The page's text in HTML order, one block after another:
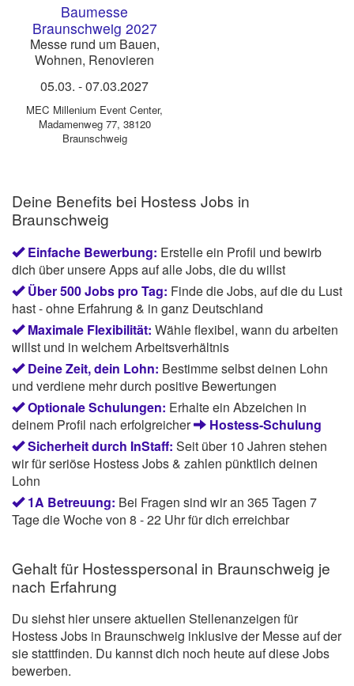
Baumesse
Braunschweig 2027
Messe rund um Bauen,
Wohnen, Renovieren
05.03. -07.03.2027
MEC Millenium Event Center,
Madamenweg 77, 38120
Braunschweig
Deine Benefits bei Hostess Jobs in
Braunschweig
Einfache Bewerbung: Erstelle ein Profil und bewirb
dich über unsere Apps auf alle Jobs, die du willst
Über 500 Jobs pro Tag: Finde die Jobs, auf die du Lust
hast - ohne Erfahrung & in ganz Deutschland
Maximale Flexibilität: Wähle flexibel, wann du arbeiten
willst und in welchem Arbeitsverhältnis
Deine Zeit, dein Lohn: Bestimme selbst deinen Lohn
und verdiene mehr durch positive Bewertungen
Optionale Schulungen: Erhalte ein Abzeichen in
deinem Profil nach erfolgreicher
Hostess-Schulung
Sicherheit durch InStaff: Seit über 10 Jahren stehen
wir für seriöse Hostess Jobs & zahlen pünktlich deinen
Lohn
1A Betreuung: Bei Fragen sind wir an 365 Tagen 7
Tage die Woche von 8 - 22 Uhr für dich erreichbar
Gehalt für Hostesspersonal in Braunschweig je
nach Erfahrung
Du siehst hier unsere aktuellen Stellenanzeigen für
Hostess Jobs in Braunschweig inklusive der Messe auf der
sie stattfinden. Du kannst dich noch heute auf diese Jobs
bewerben.